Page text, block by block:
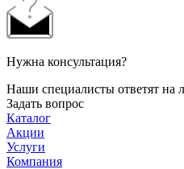
Нужна консультация?
Наши специалисты ответят
Задать вопрос
Каталог
Акции
Услуги
Компания